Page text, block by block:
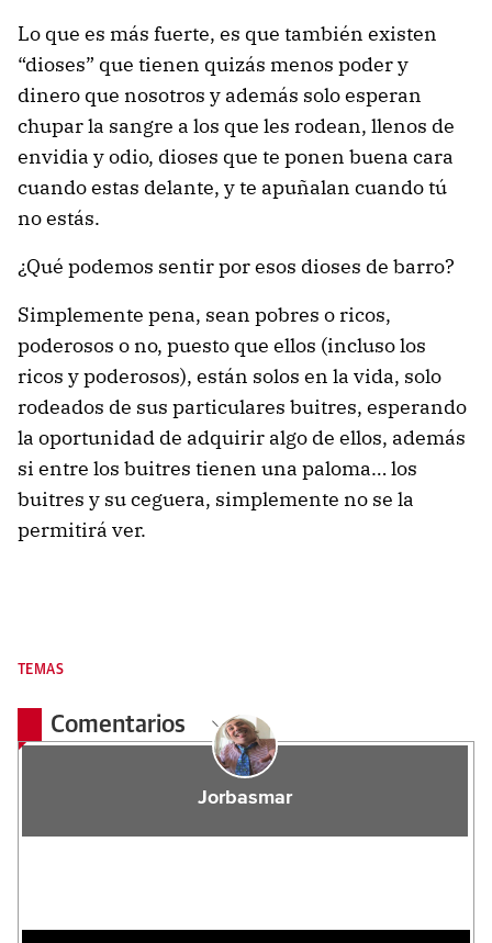
Lo que es más fuerte, es que también existen
“dioses” que tienen quizás menos poder y
dinero que nosotros y además solo esperan
chupar la sangre a los que les rodean, llenos de
envidia y odio, dioses que te ponen buena cara
cuando estas delante, y te apuñalan cuando tú
no estás.
¿Qué podemos sentir por esos dioses de barro?
Simplemente pena, sean pobres o ricos,
poderosos o no, puesto que ellos (incluso los
ricos y poderosos), están solos en la vida, solo
rodeados de sus particulares buitres, esperando
la oportunidad de adquirir algo de ellos, además
si entre los buitres tienen una paloma… los
buitres y su ceguera, simplemente no se la
permitirá ver.
TEMAS
Comentarios
Jorbasmar